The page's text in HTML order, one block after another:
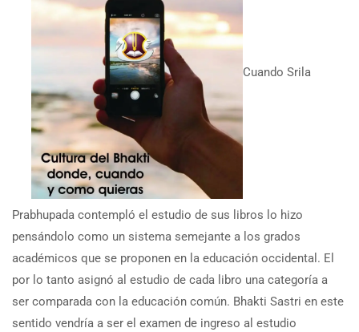
Cuando Srila
Prabhupada contempló el estudio de sus libros lo hizo
pensándolo como un sistema semejante a los grados
académicos que se proponen en la educación occidental. El
por lo tanto asignó al estudio de cada libro una categoría a
ser comparada con la educación común. Bhakti Sastri en este
sentido vendría a ser el examen de ingreso al estudio